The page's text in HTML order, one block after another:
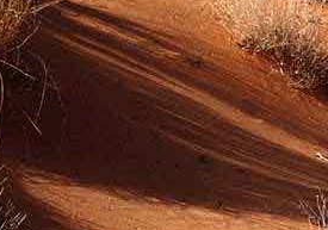
Dr. Göllner
2081 Piliscsaba,
e-mail:
telefonszám: